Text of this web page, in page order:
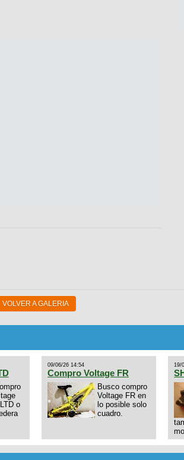
VOLVER A GALERIA
o
09/06/26 14:54
Compro Voltage FR
Busco compro
Voltage FR en
lo posible solo
cuadro.
19/